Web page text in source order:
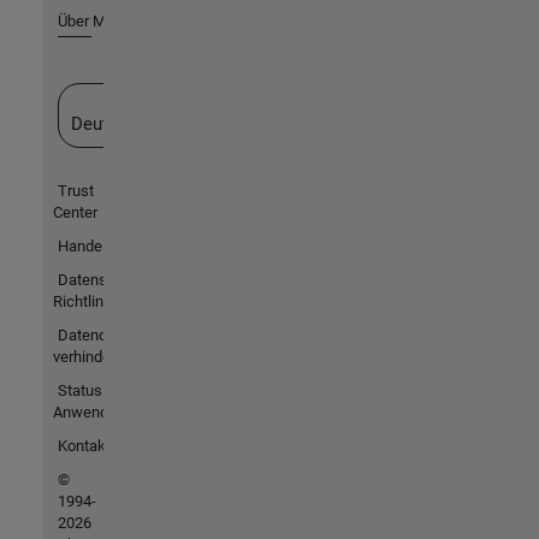
Über MathWorks
Deutschland
Trust
Center
Handelsmarken
Datenschutz-
Richtlinien
Datendiebstahl
verhindern
Status von
Anwendungen
Kontakt
©
1994-
2026